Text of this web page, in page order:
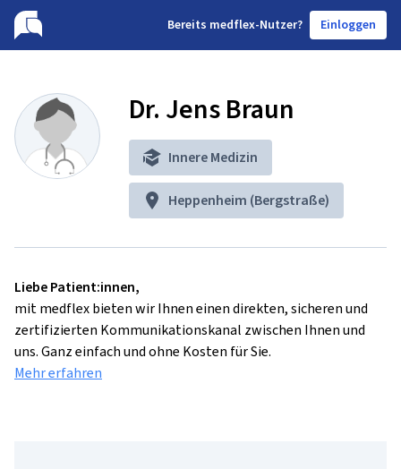
Bereits medflex-Nutzer? Einloggen
Dr. Jens Braun
Innere Medizin
Heppenheim (Bergstraße)
Liebe Patient:innen,
mit medflex bieten wir Ihnen einen direkten, sicheren und
zertifizierten Kommunikationskanal zwischen Ihnen und
uns. Ganz einfach und ohne Kosten für Sie.
Mehr erfahren